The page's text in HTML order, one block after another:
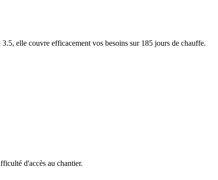
elle couvre efficacement vos besoins sur 185 jours de chauffe.
d'accès au chantier.